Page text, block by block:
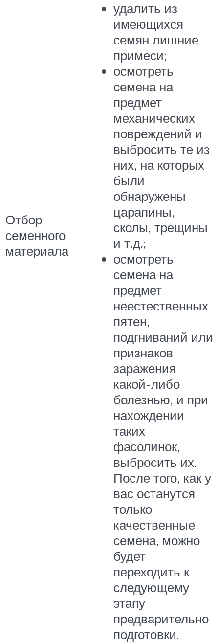
Отбор
семенного
материала
удалить из
имеющихся
семян лишние
примеси;
осмотреть
семена на
предмет
механических
повреждений и
выбросить те из
них, на которых
были
обнаружены
царапины,
сколы, трещины
и т.д.;
осмотреть
семена на
предмет
неестественных
пятен,
подгниваний или
признаков
заражения
какой-либо
болезнью, и при
нахождении
таких
фасолинок,
выбросить их.
После того, как у
вас останутся
только
качественные
семена, можно
будет
переходить к
следующему
этапу
предварительно
подготовки.